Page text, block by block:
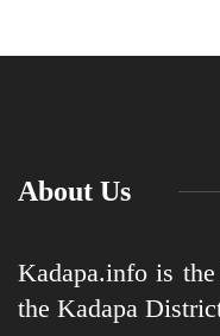
About Us
Kadapa.info is
the Kadapa